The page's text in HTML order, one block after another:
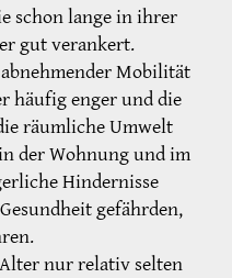
schon lange in ihrer
gut verankert.
Mobilität
häufig enger und die
räumliche Umwelt
der Wohnung und im
Hindernisse
gefährden,
nur relativ selten